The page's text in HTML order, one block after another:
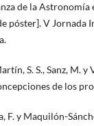
de la
póster]. V Jornada
S. S., Sanz, M.
de los
F. y Maquilón-